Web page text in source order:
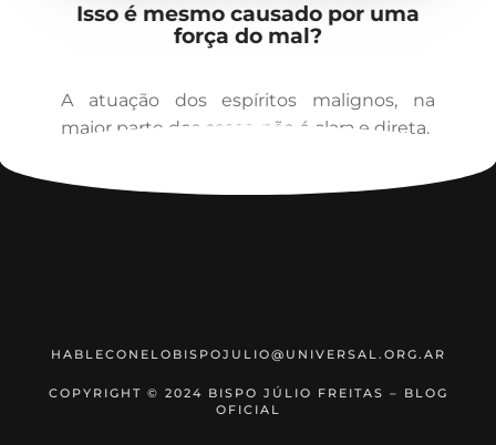
Isso é mesmo causado por uma
força do mal?
A atuação dos espíritos malignos, na
maior parte dos casos, não é clara e direta.
HABLECONELOBISPOJULIO@UNIVERSAL.ORG.AR
COPYRIGHT © 2024 BISPO JÚLIO FREITAS – BLOG
OFICIAL